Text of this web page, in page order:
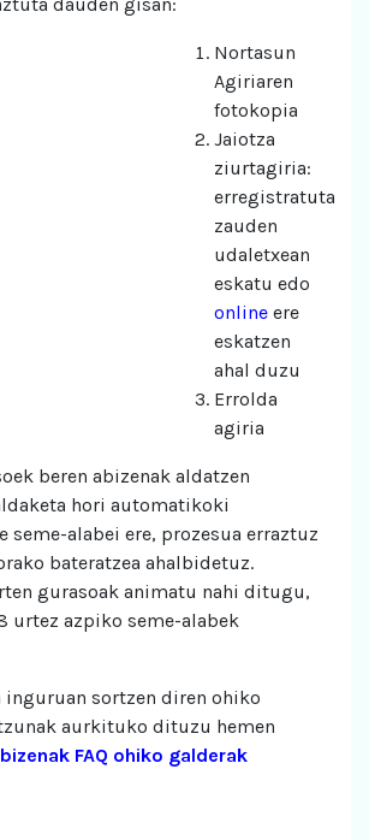
dauden gisan:
Nortasun
Agiriaren
fotokopia
Jaiotza
ziurtagiria:
erregistratuta
zauden
udaletxean
eskatu edo
online ere
eskatzen
ahal duzu
Errolda
agiria
beren abizenak aldatzen
hori automatikoki
seme-alabei ere, prozesua erraztuz
bateratzea ahalbidetuz.
gurasoak animatu nahi ditugu,
urtez azpiko seme-alabek
inguruan sortzen diren ohiko
aurkituko dituzu hemen
FAQ ohiko galderak